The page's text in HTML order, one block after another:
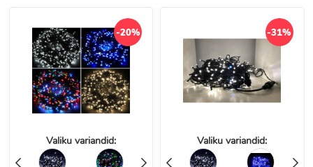
-20%
Valiku variandid:
-31%
Valiku variandid: